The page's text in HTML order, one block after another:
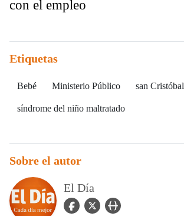
con el empleo
Etiquetas
Bebé Ministerio Público san Cristóbal
síndrome del niño maltratado
Sobre el autor
El Día
facebook Icon
twitter Iconuser_url Icon